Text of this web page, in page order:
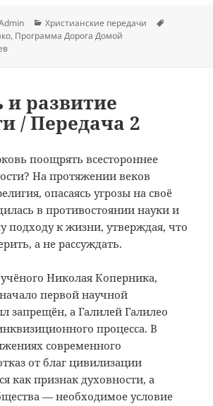
Рубрики
Христианские передачи
, Программа Дорога Домой
к записи Церковь и развитие личности /
и развитие
/ Передача 2
поощрять всестороннее
На протяжении веков
опасаясь угрозы на своё
в противостоянии науки и
подходу к жизни, утверждая, что
а не рассуждать.
Николая Коперника,
первой научной
запрещён, а Галилей Галилео
процесса. В
современного
от благ цивилизации
как признак духовности, а
— необходимое условие